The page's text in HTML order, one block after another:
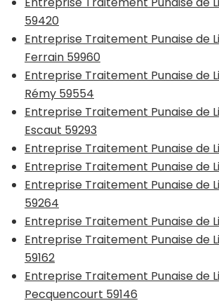
59420
Entreprise Traitement Punaise de
Ferrain 59960
Entreprise Traitement Punaise de
Rémy 59554
Entreprise Traitement Punaise de
Escaut 59293
Entreprise Traitement Punaise de
Entreprise Traitement Punaise de
Entreprise Traitement Punaise de
59264
Entreprise Traitement Punaise de
Entreprise Traitement Punaise de
59162
Entreprise Traitement Punaise de
Pecquencourt 59146